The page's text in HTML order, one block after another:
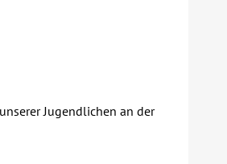
Jugendlichen an der